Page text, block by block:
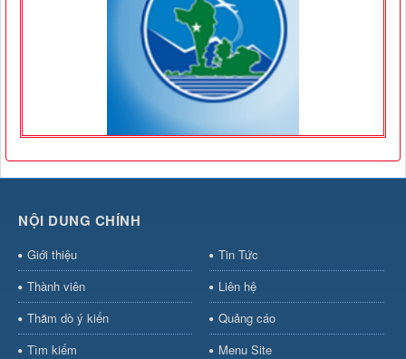
NỘI DUNG CHÍNH
Giới thiệu
Tin Tức
Thành viên
Liên hệ
Thăm dò ý kiến
Quảng cáo
Tìm kiếm
Menu Site